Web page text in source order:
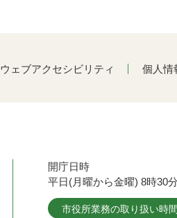
ウェブアクセシビリティ 個人情
開庁日時
平日(月曜から金曜) 8時30
市役所業務の取り扱い時間